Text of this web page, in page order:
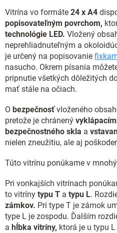
Vitrína vo formáte 24 x A4
popisovateľným povrchom,
technológie LED. Vložený
neprehliadnuteľným a
je určený na popisovanie
nasucho. Okrem písania
pripnutie všetkých dôležitých
mať stále na očiach.
O bezpečnosťvloženého
pretože je chránený
bezpečnostného skla a
nielen zneužitiu, ale aj
Túto vitrínu ponúkame v
Pri vonkajších vitrínach
to vitríny typu T a typu L.
zámkov. Pri type T je zámok
type L je zospodu. Ďalším
a hĺbka vitríny, ktorá je u typu